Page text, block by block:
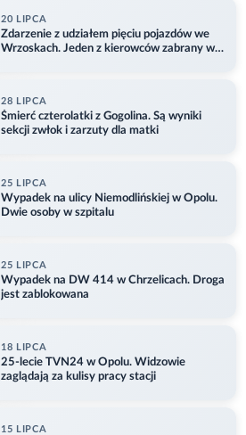
20 LIPCA
Zdarzenie z udziałem pięciu pojazdów we
Wrzoskach. Jeden z kierowców zabrany w
28 LIPCA
Śmierć czterolatki z Gogolina. Są wyniki
sekcji zwłok i zarzuty dla matki
25 LIPCA
Wypadek na ulicy Niemodlińskiej w Opolu.
Dwie osoby w szpitalu
25 LIPCA
Wypadek na DW 414 w Chrzelicach. Droga
jest zablokowana
18 LIPCA
25-lecie TVN24 w Opolu. Widzowie
zaglądają za kulisy pracy stacji
15 LIPCA